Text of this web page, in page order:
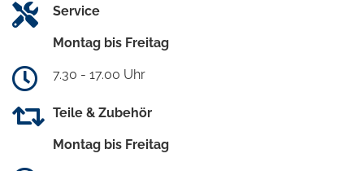
Service
Montag bis Freitag
7.30 - 17.00 Uhr
Teile & Zubehör
Montag bis Freitag